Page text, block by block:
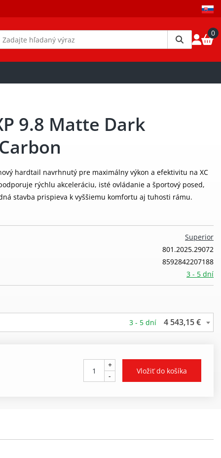
0
9.8 Matte Dark
hardtail navrhnutý pre maximálny výkon a efektivitu na XC
rýchlu akceleráciu, isté ovládanie a športový posed,
stavba prispieva k vyššiemu komfortu aj tuhosti rámu.
Superior
801.2025.29072
8592842207188
3 - 5 dní
3 - 5 dní 4 543,15 €
+
-